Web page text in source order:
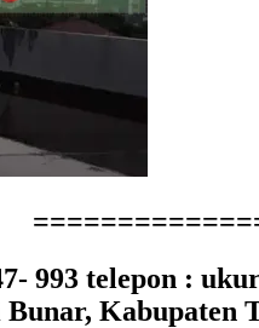
993 telepon :
Bunar, Kabupaten